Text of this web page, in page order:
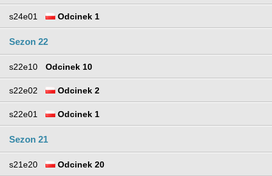
s24e01 Odcinek 1
Sezon 22
s22e10 Odcinek 10
s22e02 Odcinek 2
s22e01 Odcinek 1
Sezon 21
s21e20 Odcinek 20